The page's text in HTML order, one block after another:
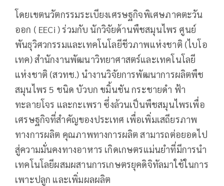
โดยเขตนวัตกรรมระเบียงเศรษฐกิจพิเศษภาคตะวัน
ออก ( EECi ) ร่วมกับ นักวิจัยด้านพืชสมุนไพร ศูนย์
พันธุวิศวกรรมและเทคโนโลยีชีวภาพแห่งชาติ (ไบโอ
เทค) สำนักงานพัฒนาวิทยาศาสตร์และเทคโนโลยี
แห่งชาติ (สวทช.) นำงานวิจัยการพัฒนาการผลิตพืช
สมุนไพร 5 ชนิด บัวบก ขมิ้นชัน กระชายดำ ฟ้า
ทะลายโจร และกะเพรา ซึ่งล้วนเป็นพืชสมุนไพรเพื่อ
เศรษฐกิจที่สำคัญของประเทศ เพื่อเพิ่มเสถียรภาพ
ทางการผลิต คุณภาพทางการผลิต สามารถต่อยอดไป
สู่ความมั่นคงทางอาหาร เกิดเกษตรแม่นยำที่มีการนำ
เทคโนโลยีผสมผสานการเกษตรยุคดิจิทัลมาใช้ในการ
เพาะปลูก และเพิ่มผลผลิต